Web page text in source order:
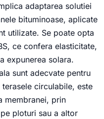
adaptarea solutiei
bituminoase, aplicate
utilizate. Se poate opta
ce confera elasticitate,
expunerea solara.
sunt adecvate pentru
circulabile, este
membranei, prin
ploturi sau a altor